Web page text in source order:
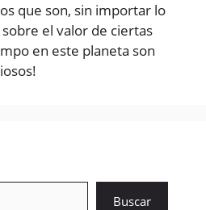
que son, sin importar lo
el valor de ciertas
en este planeta son
Buscar